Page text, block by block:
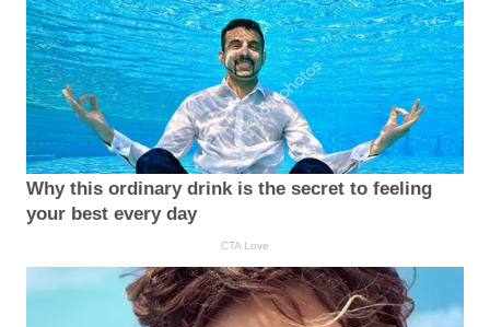
Why this ordinary drink is the secret to feeling
your best every day
CTA Love